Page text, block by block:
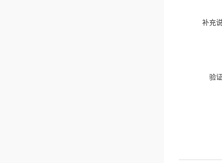
补充
验